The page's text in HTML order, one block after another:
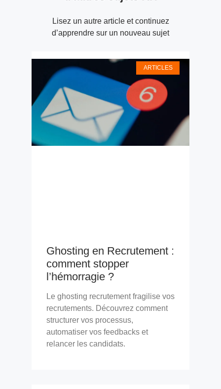
Lisez un autre article et continuez
d’apprendre sur un nouveau sujet
ARTICLES
Ghosting en Recrutement :
comment stopper
l’hémorragie ?
Le ghosting recrutement fragilise vos
recrutements. Découvrez comment
structurer vos processus,
automatiser vos feedbacks et
relancer les candidats.